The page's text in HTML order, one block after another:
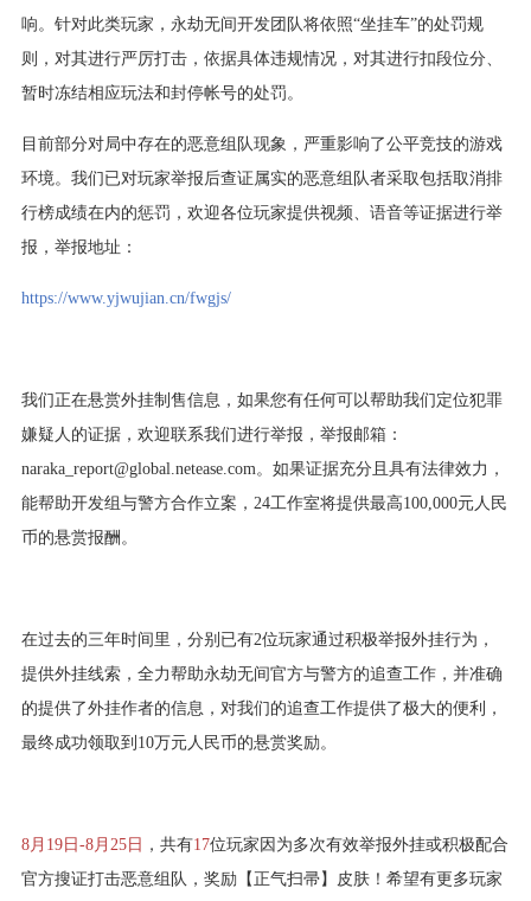
响。针对此类玩家，永劫无间开发团队将依照“坐挂车”的处罚规
则，对其进行严厉打击，依据具体违规情况，对其进行扣段位分、
暂时冻结相应玩法和封停帐号的处罚。
目前部分对局中存在的恶意组队现象，严重影响了公平竞技的游戏
环境。我们已对玩家举报后查证属实的恶意组队者采取包括取消排
行榜成绩在内的惩罚，欢迎各位玩家提供视频、语音等证据进行举
报，举报地址：
https://www.yjwujian.cn/fwgjs/
我们正在悬赏外挂制售信息，如果您有任何可以帮助我们定位犯罪
嫌疑人的证据，欢迎联系我们进行举报，举报邮箱：
naraka_report@global.netease.com。如果证据充分且具有法律效力，
能帮助开发组与警方合作立案，24工作室将提供最高100,000元人民
币的悬赏报酬。
在过去的三年时间里，分别已有2位玩家通过积极举报外挂行为，
提供外挂线索，全力帮助永劫无间官方与警方的追查工作，并准确
的提供了外挂作者的信息，对我们的追查工作提供了极大的便利，
最终成功领取到10万元人民币的悬赏奖励。
8月19日-8月25日 ，共有17位玩家因为多次有效举报外挂或积极配合
官方搜证打击恶意组队，奖励【正气扫帚】皮肤！希望有更多玩家